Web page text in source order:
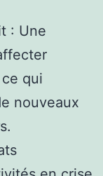
: Une
qui
nouveaux